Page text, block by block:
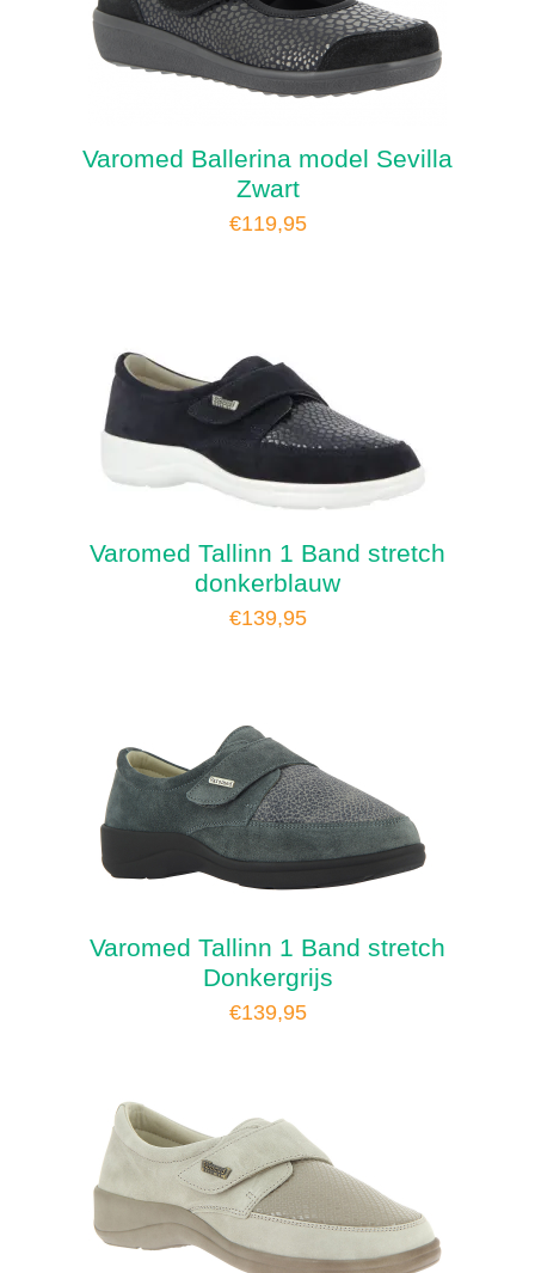
Varomed Ballerina model Sevilla
Zwart
€119,95
Varomed Tallinn 1 Band stretch
donkerblauw
€139,95
Varomed Tallinn 1 Band stretch
Donkergrijs
€139,95